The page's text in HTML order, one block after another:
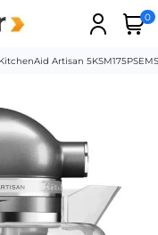
0
KitchenAid Artisan